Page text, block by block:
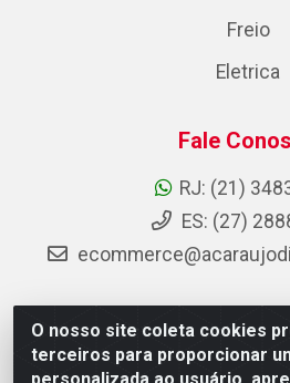
O nosso site coleta cookies
terceiros para proporcionar
Freio
Eletrica
Fale
RJ: (21)
ES: (27)
AC Araujo Distribuidora - Rua
São Cristóvão, Rio de Janeiro/